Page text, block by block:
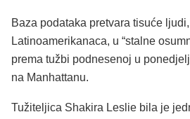
Baza podataka pretvara tisuće
Latinoamerikanaca, u “stalne
prema tužbi podnesenoj u
na Manhattanu.
Tužiteljica Shakira Leslie bila je